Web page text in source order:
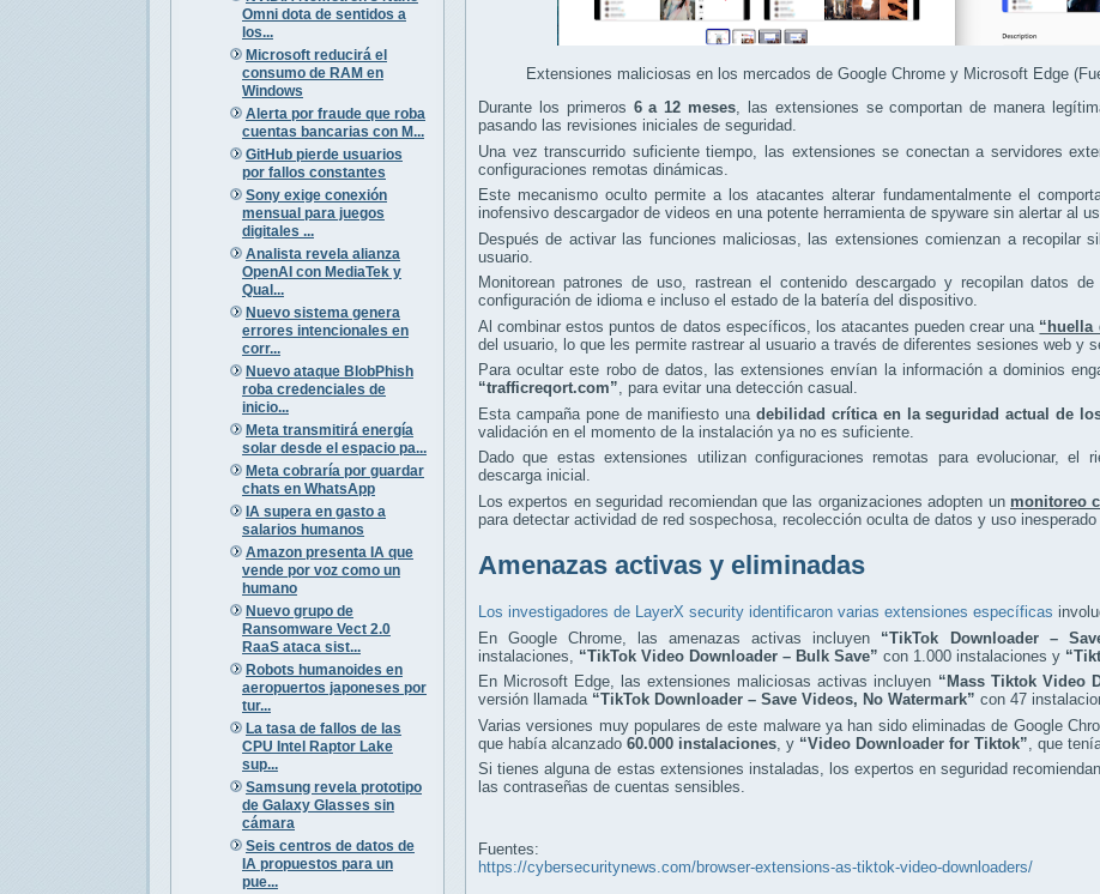
Omni dota de sentidos a
los...
Microsoft reducirá el
consumo de RAM en
Windows
Alerta por fraude que roba
cuentas bancarias con M...
GitHub pierde usuarios
por fallos constantes
Sony exige conexión
mensual para juegos
digitales ...
Analista revela alianza
OpenAI con MediaTek y
Qual...
Nuevo sistema genera
errores intencionales en
corr...
Nuevo ataque BlobPhish
roba credenciales de
inicio...
Meta transmitirá energía
solar desde el espacio pa...
Meta cobraría por guardar
chats en WhatsApp
IA supera en gasto a
salarios humanos
Amazon presenta IA que
vende por voz como un
humano
Nuevo grupo de
Ransomware Vect 2.0
RaaS ataca sist...
Robots humanoides en
aeropuertos japoneses por
tur...
La tasa de fallos de las
CPU Intel Raptor Lake
sup...
Samsung revela prototipo
de Galaxy Glasses sin
cámara
Seis centros de datos de
IA propuestos para un
pue...
Extensiones maliciosas en los mercados de Google Chrome y Microsoft Edge
Durante los primeros 6 a 12 meses, las extensiones se comportan de manera
pasando las revisiones iniciales de seguridad.
Una vez transcurrido suficiente tiempo, las extensiones se conectan a servidores
configuraciones remotas dinámicas.
Este mecanismo oculto permite a los atacantes alterar fundamentalmente el
inofensivo descargador de videos en una potente herramienta de spyware sin alertar al
Después de activar las funciones maliciosas, las extensiones comienzan a recopilar
usuario.
Monitorean patrones de uso, rastrean el contenido descargado y recopilan datos
configuración de idioma e incluso el estado de la batería del dispositivo.
Al combinar estos puntos de datos específicos, los atacantes pueden crear una “huella
del usuario, lo que les permite rastrear al usuario a través de diferentes sesiones web y
Para ocultar este robo de datos, las extensiones envían la información a dominios
“trafficreqort.com”, para evitar una detección casual.
Esta campaña pone de manifiesto una debilidad crítica en la seguridad actual de
validación en el momento de la instalación ya no es suficiente.
Dado que estas extensiones utilizan configuraciones remotas para evolucionar, el
descarga inicial.
Los expertos en seguridad recomiendan que las organizaciones adopten un monitoreo
para detectar actividad de red sospechosa, recolección oculta de datos y uso inesperado
Amenazas activas y eliminadas
Los investigadores de LayerX security identificaron varias extensiones específicas
En Google Chrome, las amenazas activas incluyen “TikTok Downloader –
instalaciones, “TikTok Video Downloader – Bulk Save” con 1.000 instalaciones y
En Microsoft Edge, las extensiones maliciosas activas incluyen “Mass Tiktok Video
versión llamada “TikTok Downloader – Save Videos, No Watermark” con 47
Varias versiones muy populares de este malware ya han sido eliminadas de Google
que había alcanzado 60.000 instalaciones , y “Video Downloader for Tiktok” , que
Si tienes alguna de estas extensiones instaladas, los expertos en seguridad recomiendan
las contraseñas de cuentas sensibles.
Fuentes:
https://cybersecuritynews.com/browser-extensions-as-tiktok-video-downloaders/